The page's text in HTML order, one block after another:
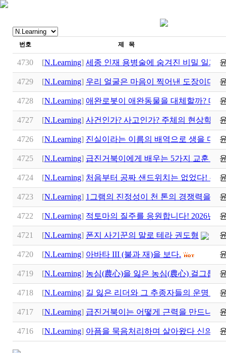
번호 제 목
4730 [N.Learning] 세종 인재 용병술에 숨겨진 비밀 일과
4729 [N.Learning] 우리 얼굴은 마음이 찍어낸 도장이다:
4728 [N.Learning] 애완로봇이 애완동물을 대체할까? 대
4727 [N.Learning] 사건인가? 사고인가? 주체의 현상학
4726 [N.Learning] 진실이라는 이름의 배역으로 생을 마
4725 [N.Learning] 급진거북이에게 배우는 5가지 교훈 진
4724 [N.Learning] 처음부터 공짜 샌드위치는 없었다! 쿠
4723 [N.Learning] 1그램의 진정성이 천 톤의 경쟁력을 이
4722 [N.Learning] 적토마의 질주를 응원합니다! 2026년
4721 [N.Learning] 폰지 사기꾼의 말로 테라 권도형
4720 [N.Learning] 아바타 III (불과 재)을 보다.
4719 [N.Learning] 농심(農心)을 잃은 농심(農心) 걸그룹
4718 [N.Learning] 길 잃은 리더와 그 추종자들의 운명 현
4717 [N.Learning] 급진거북이는 어떻게 근력을 만드나?
4716 [N.Learning] 아픔을 묵음처리하며 살아왔다 신의